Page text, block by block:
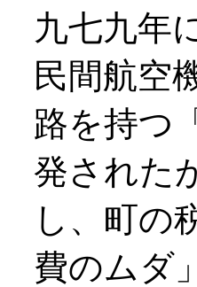
九七九年
民間航空
路を持つ
発された
し、町の
費のムダ